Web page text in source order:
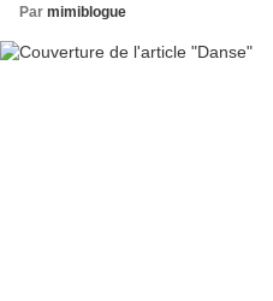
Par mimiblogue